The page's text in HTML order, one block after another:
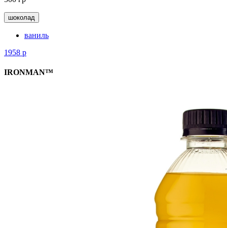
шоколад
ваниль
1958 р
IRONMAN™